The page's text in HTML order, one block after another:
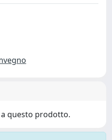
questo prodotto.